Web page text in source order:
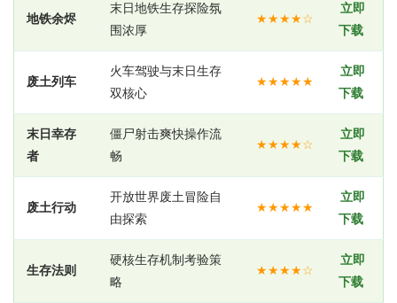
地铁余烬
末日地铁生存探险氛
围浓厚
★★★★☆
立即
下载
废土列车
火车驾驶与末日生存
双核心
★★★★★
立即
下载
末日幸存
者
僵尸射击爽快操作流
畅
★★★★☆
立即
下载
废土行动
开放世界废土冒险自
由探索
★★★★★
立即
下载
生存法则
硬核生存机制考验策
略
★★★★☆
立即
下载